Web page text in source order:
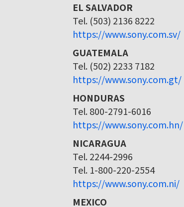
EL SALVADOR
Tel. (503) 2136 8222
https://www.sony.com.sv/
GUATEMALA
Tel. (502) 2233 7182
https://www.sony.com.gt/
HONDURAS
Tel. 800-2791-6016
https://www.sony.com.hn/
NICARAGUA
Tel. 2244-2996
Tel. 1-800-220-2554
https://www.sony.com.ni/
MEXICO